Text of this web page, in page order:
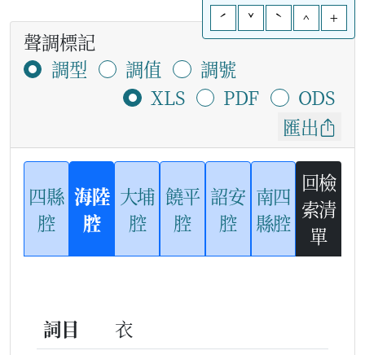
ˊ
ˇ ˋ ^ +
聲調標記
調型
調值
調號
XLS
PDF
ODS
匯出
四縣
腔
海陸
腔
大埔
腔
饒平
腔
詔安
腔
南四
縣腔
回檢
索清
單
詞目
衣